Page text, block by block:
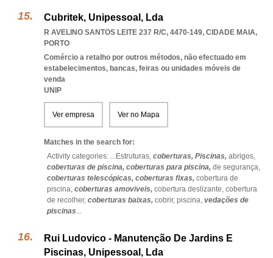
Cubritek, Unipessoal, Lda
R AVELINO SANTOS LEITE 237 R/C, 4470-149, CIDADE MAIA,
PORTO
Comércio a retalho por outros métodos, não efectuado em
estabelecimentos, bancas, feiras ou unidades móveis de
venda
UNIP
Ver empresa Ver no Mapa
Matches in the search for:
Activity categories: ...Estruturas, coberturas, Piscinas, abrigos,
coberturas de piscina, coberturas para piscina, de segurança,
coberturas telescópicas, coberturas fixas, cobertura de
piscina, coberturas amoviveis, cobertura deslizante, cobertura
de recolher, coberturas baixas, cobrir, piscina, vedações de
piscinas...
Rui Ludovico - Manutenção De Jardins E
Piscinas, Unipessoal, Lda